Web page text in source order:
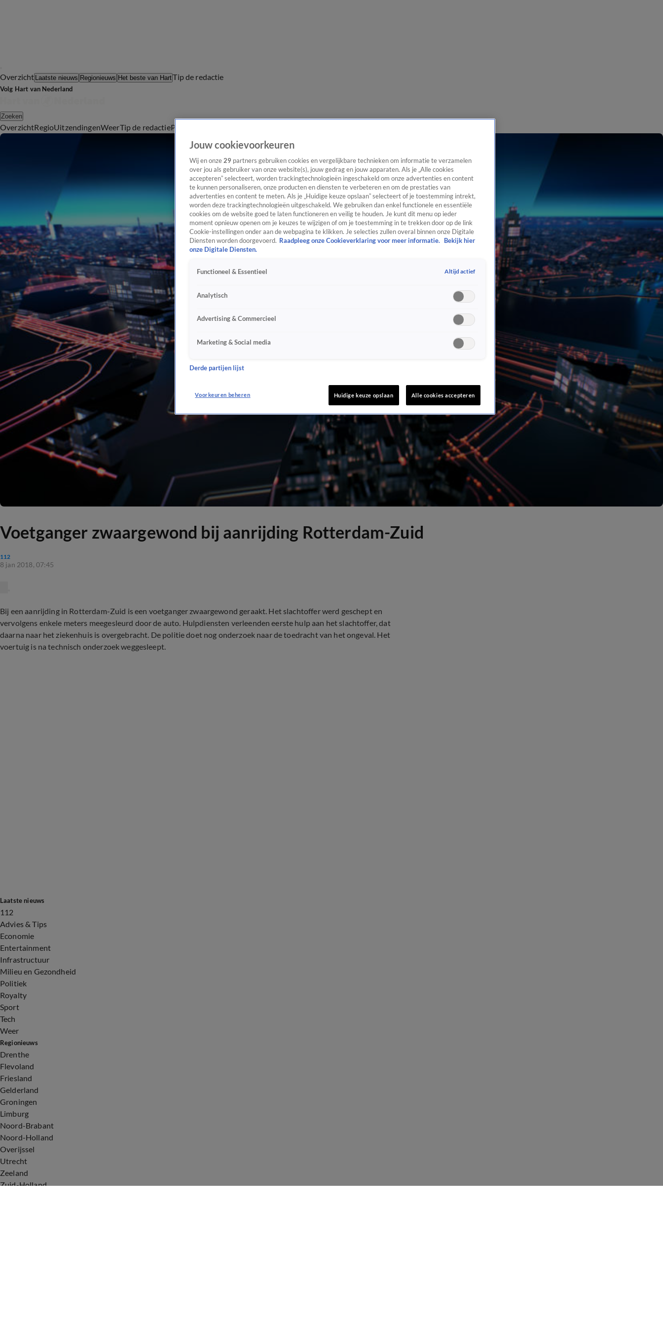
Overzicht Laatste nieuws Regionieuws Het beste van HartTip de redactie
Volg Hart van Nederland
Zoeken
OverzichtRegioUitzendingenWeerTip de redactiePanel
Voetganger zwaargewond bij aanrijding Rotterdam-Zuid
112
8 jan 2018, 07:45
Bij een aanrijding in Rotterdam-Zuid is een voetganger zwaargewond geraakt. Het slachtoffer werd geschept en
vervolgens enkele meters meegesleurd door de auto. Hulpdiensten verleenden eerste hulp aan het slachtoffer, dat
daarna naar het ziekenhuis is overgebracht. De politie doet nog onderzoek naar de toedracht van het ongeval. Het
voertuig is na technisch onderzoek weggesleept.
Laatste nieuws
112
Advies & Tips
Economie
Entertainment
Infrastructuur
Milieu en Gezondheid
Politiek
Royalty
Sport
Tech
Weer
Regionieuws
Drenthe
Flevoland
Friesland
Gelderland
Groningen
Limburg
Noord-Brabant
Noord-Holland
Overijssel
Utrecht
Zeeland
Zuid-Holland
Jouw cookievoorkeuren
Wij en onze 29 partners gebruiken cookies en vergelijkbare technieken om informatie te verzamelen
over jou als gebruiker van onze website(s), jouw gedrag en jouw apparaten. Als je „Alle cookies
accepteren” selecteert, worden trackingtechnologieën ingeschakeld om onze advertenties en content
te kunnen personaliseren, onze producten en diensten te verbeteren en om de prestaties van
advertenties en content te meten. Als je „Huidige keuze opslaan” selecteert of je toestemming intrekt,
worden deze trackingtechnologieën uitgeschakeld. We gebruiken dan enkel functionele en essentiële
cookies om de website goed te laten functioneren en veilig te houden. Je kunt dit menu op ieder
moment opnieuw openen om je keuzes te wijzigen of om je toestemming in te trekken door op de link
Cookie-instellingen onder aan de webpagina te klikken. Je selecties zullen overal binnen onze Digitale
Diensten worden doorgevoerd. Raadpleeg onze Cookieverklaring voor meer informatie.
Bekijk hier
onze Digitale Diensten.
Functioneel & Essentieel Altijd actief
Analytisch
Advertising & Commercieel
Marketing & Social media
Derde partijen lijst
Voorkeuren beheren Huidige keuze opslaan Alle cookies accepteren